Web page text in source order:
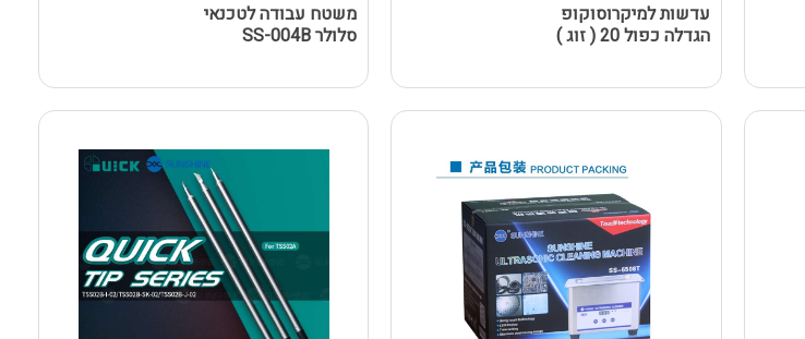
עדשות למיקרוסוקופ
הגדלה כפול 20 ( זוג )
משטח עבודה לטכנאי
סלולר SS-004B